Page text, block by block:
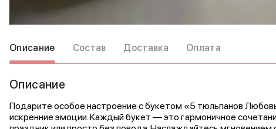
Описание Состав Доставка Оплата
Описание
Подарите особое настроение с букетом «5 тюльпанов
искренние эмоции. Каждый букет — это гармоничное